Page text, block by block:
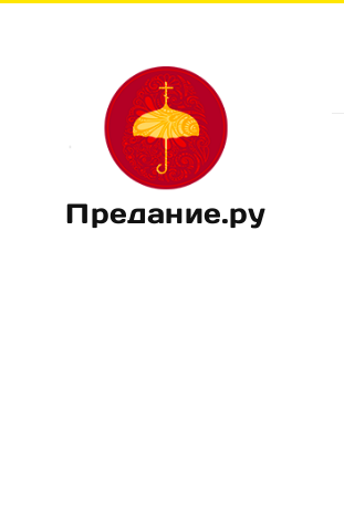
Предание.ру